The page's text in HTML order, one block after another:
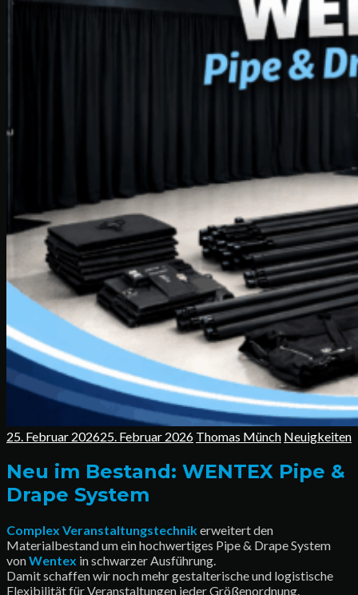
25. Februar 202625. Februar 2026 Thomas Münch Neuigkeiten
Neu im Bestand: WENTEX Pipe &
Drape System
Complex Veranstaltungstechnikerweitert den
Materialbestand um ein hochwertiges Pipe & Drape System
vonWentex in schwarzer Ausführung.
Damit schaffen wir noch mehr gestalterische und logistische
Flexibilität für Veranstaltungen jeder Größenordnung.